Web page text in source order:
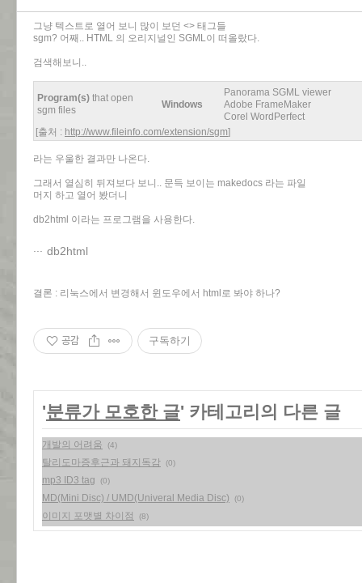
그냥 텍스트로 열어 보니 많이 보던 <> 태그들
sgm? 어째.. HTML 의 오리지널인 SGML이 떠올랐다.
검색해보니..
Program(s) that open
sgm files
Windows
Panorama SGML viewer
Adobe FrameMaker
Corel WordPerfect
[출처 : http://www.fileinfo.com/extension/sgm]
라는 우울한 결과만 나온다.
그래서 열심히 뒤져보다 보니.. 문득 보이는 makedocs 라는 파일
머지 하고 열어 봤더니
db2html 이라는 프로그램을 사용한다.
db2html
결론 : 리눅스에서 변경해서 윈도우에서 html로 봐야 하나?
공감 구독하기
'분류가 모호한 글' 카테고리의 다른 글
개발의 어려움 (4)
탈리도마증후근과 돼지독감 (0)
mp3 ID3 tag (0)
MD(Mini Disc) / UMD(Univeral Media Disc) (0)
이미지 포맷별 차이점 (8)